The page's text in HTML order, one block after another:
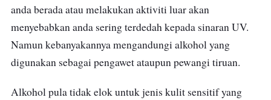
anda berada atau melakukan aktiviti luar akan
menyebabkan anda sering terdedah kepada sinaran UV.
Namun kebanyakannya mengandungi alkohol yang
digunakan sebagai pengawet ataupun pewangi tiruan.
Alkohol pula tidak elok untuk jenis kulit sensitif yang